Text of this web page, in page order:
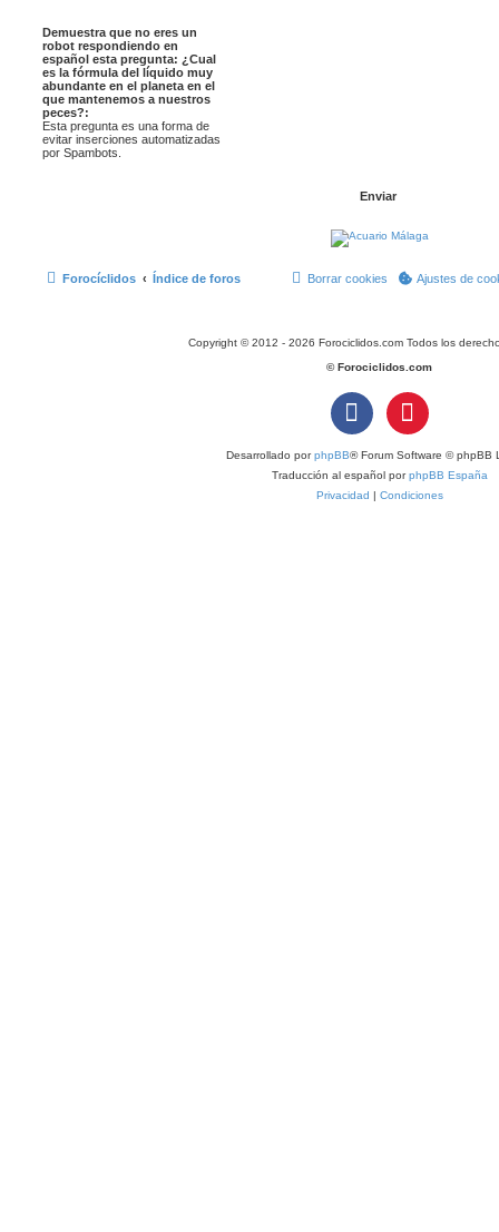
Demuestra que no eres un
robot respondiendo en
español esta pregunta: ¿Cual
es la fórmula del líquido muy
abundante en el planeta en el
que mantenemos a nuestros
peces?:
Esta pregunta es una forma de
evitar inserciones automatizadas
por Spambots.
Forocíclidos Índice de foros Ajustes de
Borrar cookies
Copyright © 2012 - 2026 Forociclidos.com Todos los
© Forociclidos.com
Desarrollado porphpBB® Forum Software © phpBB
Traducción al español porphpBB España
Privacidad | Condiciones